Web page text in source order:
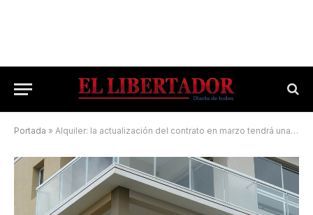
Portada » Alquiler: la actualización del contrato en marzo tendrá una suba de 165%